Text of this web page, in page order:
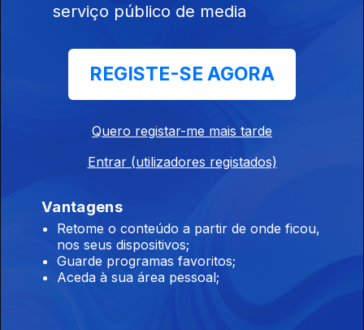
Edição | Margarida Pereira
Edição | Lília Almeida
Edição | Lília Almeida
09 jul. 2026
serviço público de media
REGISTE-SE AGORA
Quero registar-me mais tarde
Entrar (utilizadores registados)
Vantagens
Retome o conteúdo a partir de onde ficou,
nos seus dispositivos;
Guarde programas favoritos;
Aceda à sua área pessoal;